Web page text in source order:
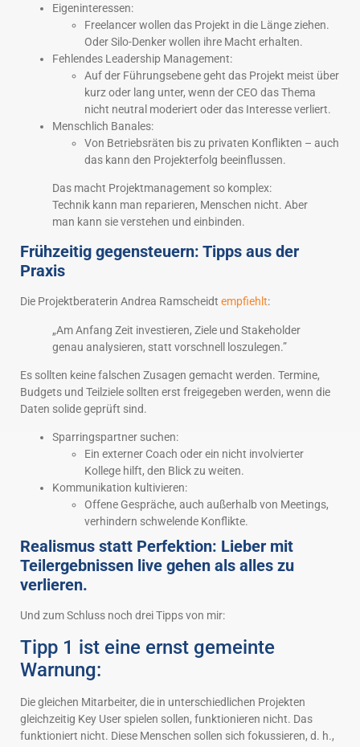
Eigeninteressen:
Freelancer wollen das Projekt in die Länge ziehen.
Oder Silo-Denker wollen ihre Macht erhalten.
Fehlendes Leadership Management:
Auf der Führungsebene geht das Projekt meist über
kurz oder lang unter, wenn der CEO das Thema
nicht neutral moderiert oder das Interesse verliert.
Menschlich Banales:
Von Betriebsräten bis zu privaten Konflikten – auch
das kann den Projekterfolg beeinflussen.
Das macht Projektmanagement so komplex:
Technik kann man reparieren, Menschen nicht. Aber
man kann sie verstehen und einbinden.
Frühzeitig gegensteuern: Tipps aus der
Praxis
Die Projektberaterin Andrea Ramscheidt empfiehlt:
„Am Anfang Zeit investieren, Ziele und Stakeholder
genau analysieren, statt vorschnell loszulegen.”
Es sollten keine falschen Zusagen gemacht werden. Termine,
Budgets und Teilziele sollten erst freigegeben werden, wenn die
Daten solide geprüft sind.
Sparringspartner suchen:
Ein externer Coach oder ein nicht involvierter
Kollege hilft, den Blick zu weiten.
Kommunikation kultivieren:
Offene Gespräche, auch außerhalb von Meetings,
verhindern schwelende Konflikte.
Realismus statt Perfektion: Lieber mit
Teilergebnissen live gehen als alles zu
verlieren.
Und zum Schluss noch drei Tipps von mir:
Tipp 1 ist eine ernst gemeinte
Warnung:
Die gleichen Mitarbeiter, die in unterschiedlichen Projekten
gleichzeitig Key User spielen sollen, funktionieren nicht. Das
funktioniert nicht. Diese Menschen sollen sich fokussieren, d. h.,